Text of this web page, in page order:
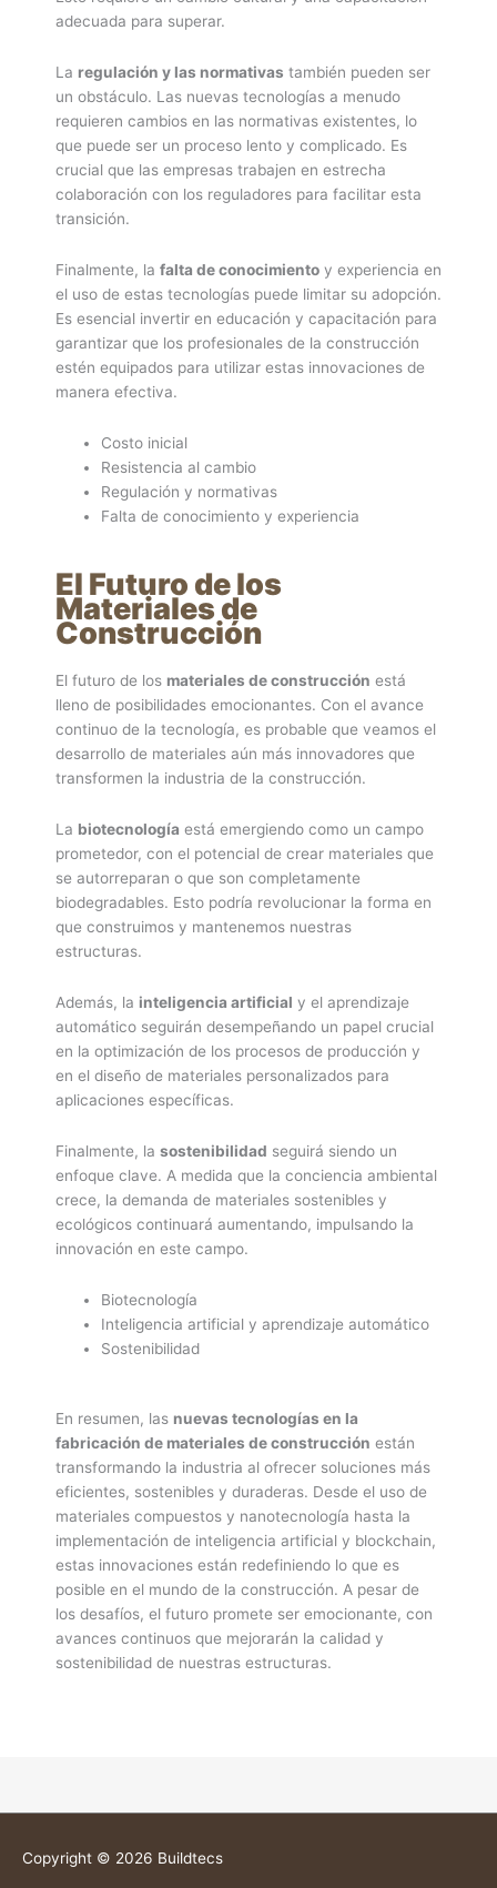
adecuada para superar.
La regulación y las normativas también pueden ser
un obstáculo. Las nuevas tecnologías a menudo
requieren cambios en las normativas existentes, lo
que puede ser un proceso lento y complicado. Es
crucial que las empresas trabajen en estrecha
colaboración con los reguladores para facilitar esta
transición.
Finalmente, la falta de conocimiento y experiencia en
el uso de estas tecnologías puede limitar su adopción.
Es esencial invertir en educación y capacitación para
garantizar que los profesionales de la construcción
estén equipados para utilizar estas innovaciones de
manera efectiva.
Costo inicial
Resistencia al cambio
Regulación y normativas
Falta de conocimiento y experiencia
El Futuro de los
Materiales de
Construcción
El futuro de los materiales de construcción está
lleno de posibilidades emocionantes. Con el avance
continuo de la tecnología, es probable que veamos el
desarrollo de materiales aún más innovadores que
transformen la industria de la construcción.
La biotecnología está emergiendo como un campo
prometedor, con el potencial de crear materiales que
se autorreparan o que son completamente
biodegradables. Esto podría revolucionar la forma en
que construimos y mantenemos nuestras
estructuras.
Además, la inteligencia artificial y el aprendizaje
automático seguirán desempeñando un papel crucial
en la optimización de los procesos de producción y
en el diseño de materiales personalizados para
aplicaciones específicas.
Finalmente, la sostenibilidad seguirá siendo un
enfoque clave. A medida que la conciencia ambiental
crece, la demanda de materiales sostenibles y
ecológicos continuará aumentando, impulsando la
innovación en este campo.
Biotecnología
Inteligencia artificial y aprendizaje automático
Sostenibilidad
En resumen, las nuevas tecnologías en la
fabricación de materiales de construcción están
transformando la industria al ofrecer soluciones más
eficientes, sostenibles y duraderas. Desde el uso de
materiales compuestos y nanotecnología hasta la
implementación de inteligencia artificial y blockchain,
estas innovaciones están redefiniendo lo que es
posible en el mundo de la construcción. A pesar de
los desafíos, el futuro promete ser emocionante, con
avances continuos que mejorarán la calidad y
sostenibilidad de nuestras estructuras.
Copyright © 2026 Buildtecs